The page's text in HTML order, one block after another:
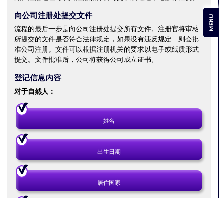
向公司注册处提交文件
流程的最后一步是向公司注册处提交所有文件。注册官将审核
所提交的文件是否符合法律规定，如果没有违反规定，则会批
准公司注册。文件可以根据注册机关的要求以电子或纸质形式
提交。文件批准后，公司将获得公司成立证书。
登记信息内容
对于自然人：
姓名
出生日期
居住国家
MENU